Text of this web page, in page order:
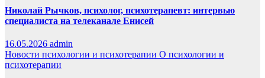
Николай Рычков, психолог, психотерапевт: интервью
специалиста на телеканале Енисей
16.05.2026 admin
Новости психологии и психотерапии О психологии и
психотерапии